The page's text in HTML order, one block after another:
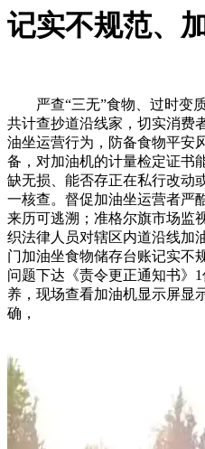
记实不规范、
严查“三无”食物、过时变质
共计查抄道沿线家，切实消费
油坐运营行为，防备食物平安
备，对加油机的计量检定证书
缺无损、能否存正在私行改动
一核查。督促加油坐运营者严
来历可逃溯；准格尔旗市场监
织法律人员对辖区内道沿线加
门加油坐食物储存台账记实不
问题下达《责令更正通知书》
养，现场查看加油机显示屏显
确，